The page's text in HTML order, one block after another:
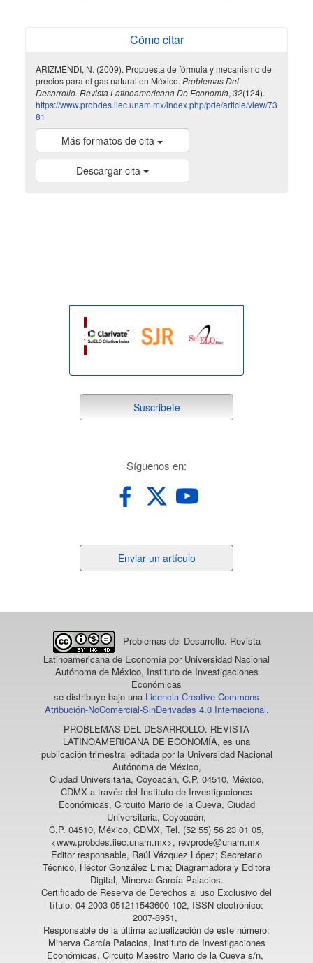
Cómo citar
ARIZMENDI, N. (2009). Propuesta de fórmula y mecanismo de
precios para el gas natural en México.Problemas Del
Desarrollo. Revista Latinoamericana De Economía,32(124).
https://www.probdes.iiec.unam.mx/index.php/pde/article/view/73
81
Más formatos de cita
Descargar cita
suscribete
Suscribete
Síguenos en:
un
Enviar un artículo
Problemas del Desarrollo. Revista
Latinoamericana de Economía por Universidad Nacional
Autónoma de México, Instituto de Investigaciones
Económicas
se distribuye bajo una Licencia Creative Commons
Atribución-NoComercial-SinDerivadas 4.0 Internacional.
PROBLEMAS DEL DESARROLLO. REVISTA
LATINOAMERICANA DE ECONOMÍA, es una
publicación trimestral editada por la Universidad Nacional
Autónoma de México,
Ciudad Universitaria, Coyoacán, C.P. 04510, México,
CDMX a través del Instituto de Investigaciones
Económicas, Circuito Mario de la Cueva, Ciudad
Universitaria, Coyoacán,
C.P. 04510, México, CDMX, Tel. (52 55) 56 23 01 05,
<www.probdes.iiec.unam.mx>, revprode@unam.mx
Editor responsable, Raúl Vázquez López; Secretario
Técnico, Héctor González Lima; Diagramadora y Editora
Digital, Minerva García Palacios.
Certificado de Reserva de Derechos al uso Exclusivo del
título: 04-2003-051211543600-102, ISSN electrónico:
2007-8951,
Responsable de la última actualización de este número:
Minerva García Palacios, Instituto de Investigaciones
Económicas, Circuito Maestro Mario de la Cueva s/n,